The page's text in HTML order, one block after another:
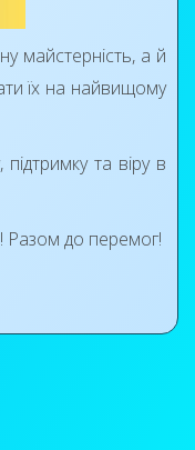
майстерність, а й
їх на найвищому
та віру в
Разом до перемог!